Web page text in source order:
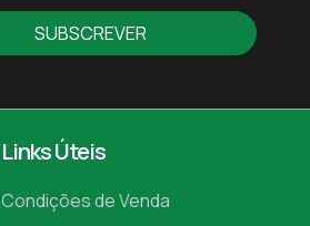
SUBSCREVER
Links Úteis
Condições de Venda